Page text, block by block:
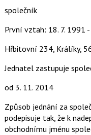
společník
První vztah: 18. 7. 1991
Hřbitovní 234, Králíky,
Jednatel zastupuje
od 3. 11. 2014
Způsob jednání za
podepisuje tak, že k
obchodnímu jménu